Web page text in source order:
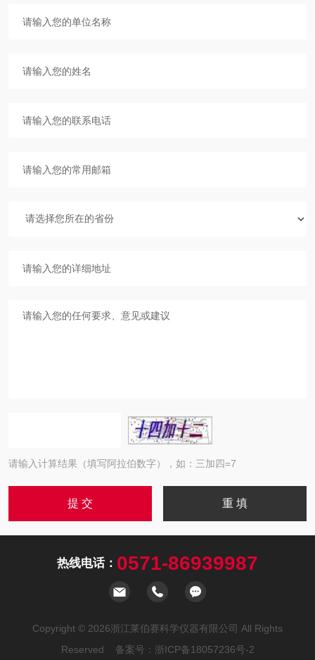
请输入计算结果（填写阿拉伯数字），如：三加四=7
热线电话： 0571-86939987
Copyright © 2026浙江莱伯赛科学仪器有限公司 All Rights
Reserved 备案号： 浙ICP备18057236号-2